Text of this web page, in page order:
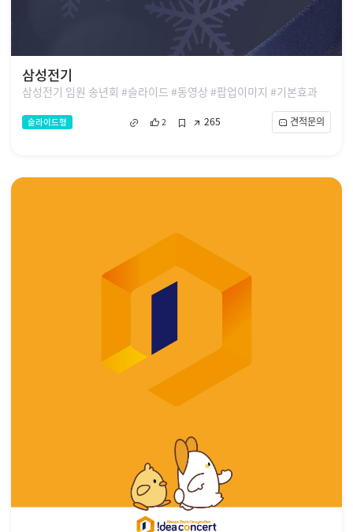
삼성전기
삼성전기 임원 송년회 #슬라이드 #동영상 #팝업이미지 #기본효과
슬라이드형 2 265 견적문의